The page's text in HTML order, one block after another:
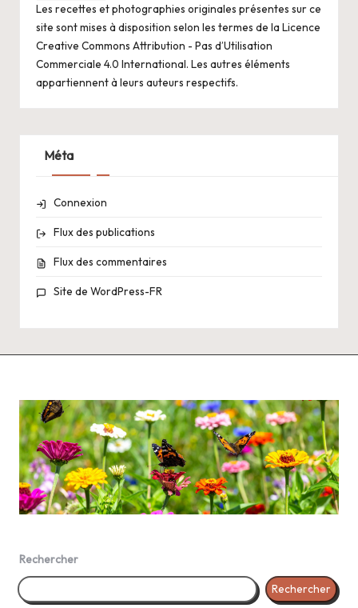
Les recettes et photographies originales présentes sur ce
site sont mises à disposition selon les termes de la Licence
Creative Commons Attribution - Pas d’Utilisation
Commerciale 4.0 International. Les autres éléments
appartiennent à leurs auteurs respectifs.
Méta
Connexion
Flux des publications
Flux des commentaires
Site de WordPress-FR
Rechercher
Rechercher